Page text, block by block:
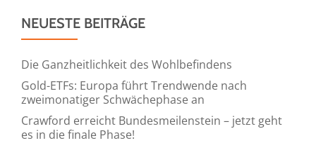
NEUESTE BEITRÄGE
Die Ganzheitlichkeit des Wohlbefindens
Gold-ETFs: Europa führt Trendwende nach
zweimonatiger Schwächephase an
Crawford erreicht Bundesmeilenstein – jetzt geht
es in die finale Phase!